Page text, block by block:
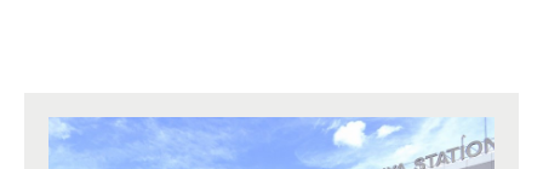
埼玉・中央エリア(50)